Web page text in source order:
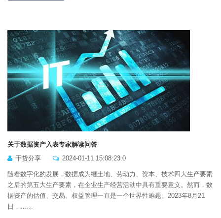
关于数据资产入表专家解读问答
干货分享
2024-01-11 15:08:23.0
随着数字化的发展，数据成为继土地、劳动力、资本、技术四大生产要素
之后的第五大生产要素，在企业生产经营活动中具有重要意义。然而，数
据资产的估值、交易、权益管理一直是一个世界性难题。2023年8月21
日，……